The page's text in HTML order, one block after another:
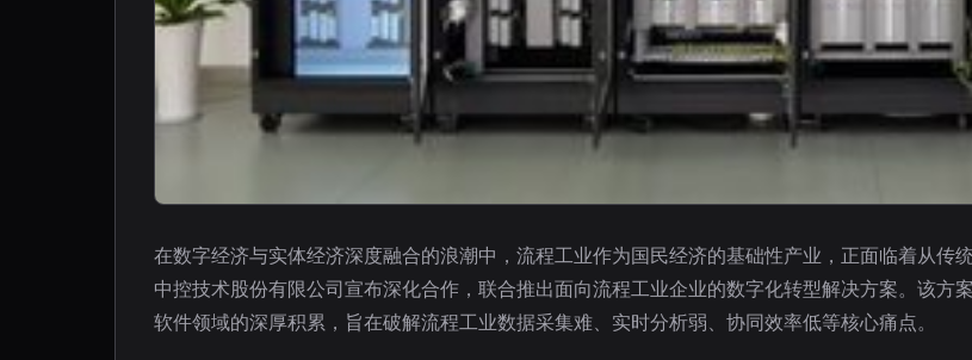
在数字经济与实体经济深度融合的浪潮中，流程工业作为国民经济的基础性产业，正面临着从传
中控技术股份有限公司宣布深化合作，联合推出面向流程工业企业的数字化转型解决方案。该方
软件领域的深厚积累，旨在破解流程工业数据采集难、实时分析弱、协同效率低等核心痛点。